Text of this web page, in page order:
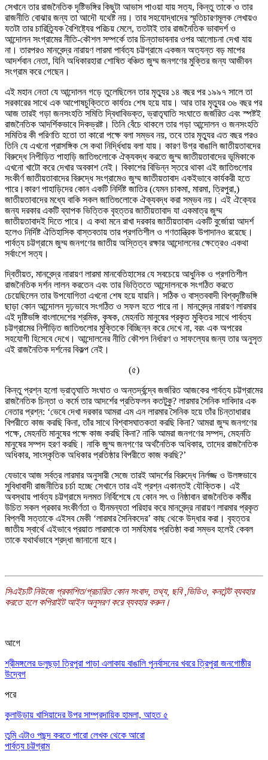
সেখানে তার রাজনৈতিক দৃষ্টিভঙ্গির কিছুটা আভাস পাওয়া যায় সত্য, কিন্তু তাকে ও তার
রাজনীতি বোঝার জন্য তা আদৌ যথেষ্ট নয়। তার সহযোদ্ধাদের স্মৃতিচারণমূলক লেখায়ও
যতটা তার চারিত্র্যিক বৈশিষ্ট্যের পরিচয় মেলে, ততটাই তার রাজনৈতিক ভাবাদর্শ ও
আন্দোলন সংগ্রামের নীতি-কৌশল সম্পর্কে তার চিন্তাভাবনার ওপর আলোচনা দেখা যায়
না। তারপরও মানবেন্দ্র নারায়ণ লারমা পার্বত্য চট্টগ্রামে একজন অত্যন্ত বড় মাপের
আদর্শবান নেতা, ‍যিনি অধিকারহারা শোষিত বঞ্চিত জুম্ম জনগণের মুক্তির জন্য আজীবন
সংগ্রাম করে গেছেন।
এই মহান নেতা যে আন্দোলন গড়ে তুলেছিলেন তার মৃত্যুর ১৪ বছর পর ১৯৯৭ সালে তা
সরকারের সাথে এক আপোষচুক্তিতে কার্যতঃ শেষ হয়ে যায়। আর তার মৃত্যুর ৩৬ বছর পর
আজ তারই গড়া জনসংহতি সমিতি দ্বিধাবিভক্ত, ভ্রাতৃঘাতি সংঘাতে জর্জরিত এবং স্পষ্টই
রাজনৈতিক আদর্শিকভাবে দিকভ্রষ্ট। তিনি বেঁচে থাকলে তার গড়া আন্দোলন ও জনসংহতি
সমিতির কী পরিণতি হতো তা কারো পক্ষে বলা সম্ভব নয়, তবে তার মৃত্যুর এত বছর পরও
তিনি যে এখনো প্রাসঙ্গিক সে কথা নির্দ্ধিধায় বলা যায়। কারণ উগ্র বাঙালি জাতীয়তাবদের
বিরুদ্ধে নিপীড়িত পাহাড়ি জাতিগুলোকে ঐক্যবদ্ধ করতে জুম্ম জাতীয়তাবাদের ভূমিকাকে
এখনো খাটো করে দেখার অবকাশ নেই। বিকাশের বিভিন্ন স্তরে থাকা এই জাতিগুলোর
সংকীর্ণ জাতীয়তাবাদের বিরুদ্ধে সংগ্রামেও জুম্ম জাতীয়তাবাদ একইভাবে কার্যকরী হতে
পারে।কারণ পাহাড়িদের কোন একটি নির্দিষ্ট জাতির (যেমন চাকমা, মারমা, ত্রিপুরা,)
জাতীয়তাবাদের মধ্যে বাকি সকল জাতিগুলোকে ঐক্যবদ্ধ করা সম্ভব নয়। এই ঐক্যের
জন্য দরকার একটি ব্যাপক ভিত্তিক বৃহত্তর জাতীয়তাবাদ যা একমাত্র জুম্ম
জাতীয়তাবাদই দিতে পারে। এ কথা মনে রাখা দরকার জাতীয়তাবাদ একটি বুর্জোয়া আদর্শ
হলেও নির্দিষ্ট ঐতিহাসিক বাস্তবতায় তার প্রগতিশীল ও গণতান্ত্রিক উপাদানও রয়েছে।
পার্বত্য চট্টগ্রামে জুম্ম জনগণের জাতীয় অস্তিত্ব রক্ষার আন্দোলনের ক্ষেত্রেও একথা
সর্বাংশে সত্য।
দ্বিতীয়ত, মানবেন্দ্র নারায়ণ লারমা মানবেতিহাসের যে সবচেয়ে আধুনিক ও প্রগতিশীল
রাজনৈতিক দর্শন লালন করতেন এবং তার ভিত্তিতে আন্দোলনকে সংগঠিত করতে
চেয়েছিলেন তার উপযোগিতা এখনো শেষ হয়ে যায়নি। সঠিক ও বাস্তববাদী বিশ্বদৃষ্টিভঙ্গি
ছাড়া কোন আন্দোলন দৃঢ়ভাবে সংগঠিত ও সফল হতে পারে না। মানবেন্দ্র নারায়ণ লারমার
এই দৃষ্টিভঙ্গি বাংলাদেশের শ্রমিক, কৃষক, মেহনতি মানুষের প্রকৃত মুক্তির সাথে পার্বত্য
চট্টগ্রামের নিপীড়িত জাতিগুলোর মুক্তিকে বিচ্ছিন্ন করে দেখে না, বরং এক অপরের
সহযোগী হিসেবে দেখে। আন্দোলনের নীতি কৌশল নির্ধারণ ও সাফল্যের জন্য তার অনুসৃত
এই রাজনৈতিক দর্শনের বিকল্প নেই।
(৫)
কিন্তু প্রশ্ন হলো ভ্রাতৃঘাতি সংঘাত ও অন্তর্দ্বন্দ্বে জর্জরিত আজকের পার্বত্য চট্টগ্রামের
রাজনৈতিক চিন্তা ও কর্মে তার আদর্শের প্রতিফলন কতটুকু? লারমার সৈনিক দাবিদার এক
নেতার প্রশ্ন: ‘ভেবে দেখা দরকার আমরা এম এন লারমার সৈনিক হয়ে তাঁর চিন্তাধারার
বিপরীতে কাজ করছি কিনা, তাঁর সাথে বিশ্বাসঘাতকতা করছি কিনা? আমরা জুম্ম জনগণের
পক্ষে, মেহনতি মানুষের পক্ষে কাজ করছি কিনা? নাকি আমরা জনগণের সম্পদ, মেহনতি
মানুষের সম্পদ হরণ করছি। নাকি জুম্ম জনগণের অর্থনৈতিক অধিকার, তাদের রাজনৈতিক
অধিকার, সাংস্কৃতিক অধিকার প্রতিষ্ঠার বিপরীতে কাজ করছি?’
যেভাবে আজ সর্বত্র লারমার অনুসারী সেজে তারই আদর্শের বিরুদ্ধে নির্লজ্জ ও উলঙ্গভাবে
সুবিধাবাদী রাজনীতির চর্চা হচ্ছে সেখানে তার এই প্রশ্ন একান্তই যৌক্তিক। এই
অবস্থায় পার্বত্য চট্টগ্রামে দলমত নির্বিশেষে যে কোন সৎ ও নিষ্ঠাবান রাজনৈতিক কর্মীর
উচিত সকল প্রকার সংকীর্ণতা ও হীনমন্যতা পরিহার করে মানবেন্দ্র নারায়ণ লারমার প্রকৃত
বিপ্লবী সত্তাকে এইসব মেকী ‘লারমার সৈনিকদের’ কাছ থেকে উদ্ধার করা। বৃহত্তর
জাতীয় স্বার্থে এইভাবে প্রয়াত লারমাকে তা সমহিমায় প্রতিষ্ঠা করা সম্ভব হলেই কেবল
তাকে যথার্থভাবে শ্রদ্ধা জানানো হবে।
সিএইচটি নিউজে প্রকাশিত/প্রচারিত কোন সংবাদ, তথ্য, ছবি, ভিডিও, কনটেন্ট ব্যবহার
করতে হলে কপিরাইট আইন অনুসরণ করে ব্যবহার করুন।
আগে
শ্রীমঙ্গলের ডলুছড়া ত্রিপুরা পাড়া এলাকায় বাঙালি পুনর্বাসনের খবরে ত্রিপুরা জনগোষ্ঠীর
উদ্বেগ
পরে
কুলাউড়ায় খাসিয়াদের উপর সাম্প্রদায়িক হামলা, আহত ৫
তুমি এটাও পছন্দ করতে পারো লেখক থেকে আরো
পার্বত্য চট্টগ্রাম